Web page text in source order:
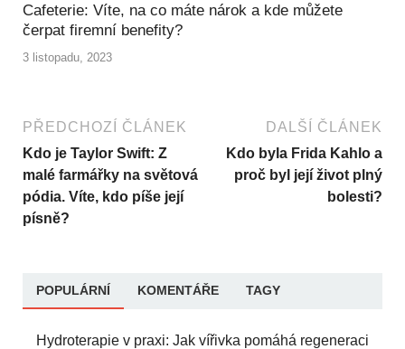
Cafeterie: Víte, na co máte nárok a kde můžete
čerpat firemní benefity?
3 listopadu, 2023
PŘEDCHOZÍ ČLÁNEK
Kdo je Taylor Swift: Z
malé farmářky na světová
pódia. Víte, kdo píše její
písně?
DALŠÍ ČLÁNEK
Kdo byla Frida Kahlo a
proč byl její život plný
bolesti?
POPULÁRNÍ KOMENTÁŘE TAGY
Hydroterapie v praxi: Jak vířivka pomáhá regeneraci